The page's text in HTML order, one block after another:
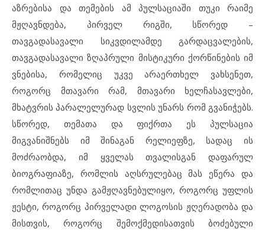
აზრებისა და თემების ამ პულსაციაში თუკი რაიმე
მჟღავნდება, პირველ რიგში, სწორედ –
თავგადასავალი სიკვდილამდე გარდაცვალების,
თავგადასავალი ზღაპრული მისტიკური ქორწინების იმ
ვნებისა, რომელიც უკვე არაერთხელ ვახსენეთ,
როგორც მთავარი რამ, მთავარი ხელჩასავლები,
მხატვრის პარალელურად სვლის უნარს რომ გვანიჭებს.
სწორედ, თემათა და ფიქრთა ეს პულსაცია
მიგვანიშნებს იმ შინაგან რელიეფზე, სადაც ის
მოძრაობდა, იმ ყველას თვალისგან დაფარულ
ბიოგრაფიაზე, რომლის აღსრულებაც მას ეწერა და
რომლითაც უნდა გამჟღავნებულიყო, როგორც უფლის
ჟესტი, როგორც პირველადი ლოგოსის ჟღერადობა და
მისთვის, როგორც შემოქმედისათვის ბოძებული